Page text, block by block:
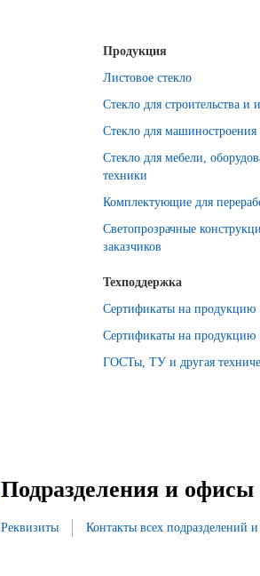
Продукция
Листовое стекло
Стекло для строительства и
Стекло для машиностроения
Стекло для мебели,
техники
Комплектующие для
Светопрозрачные
заказчиков
Техподдержка
Сертификаты на продукцию
Сертификаты на продукцию
ГОСТы, ТУ и другая
Подразделения и офисы
Реквизиты Контакты всех подразделений